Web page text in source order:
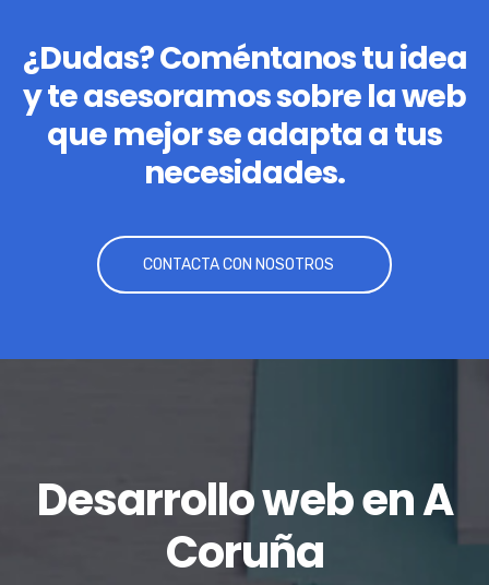
¿Dudas? Coméntanos tu idea
y te asesoramos sobre la web
que mejor se adapta a tus
necesidades.
CONTACTA CON NOSOTROS
Desarrollo web en A
Coruña